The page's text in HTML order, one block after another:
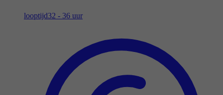
looptijd32 - 36 uur